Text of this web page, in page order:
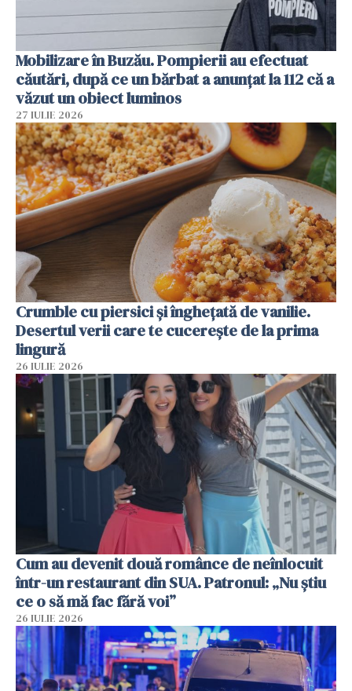
Mobilizare în Buzău. Pompierii au efectuat
căutări, după ce un bărbat a anunțat la 112 că a
văzut un obiect luminos
27 IULIE 2026
Crumble cu piersici și înghețată de vanilie.
Desertul verii care te cucerește de la prima
lingură
26 IULIE 2026
Cum au devenit două românce de neînlocuit
într-un restaurant din SUA. Patronul: „Nu știu
ce o să mă fac fără voi”
26 IULIE 2026